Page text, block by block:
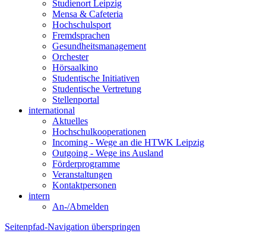
Studienort Leipzig
Mensa & Cafeteria
Hochschulsport
Fremdsprachen
Gesundheitsmanagement
Orchester
Hörsaalkino
Studentische Initiativen
Studentische Vertretung
Stellenportal
international
Aktuelles
Hochschulkooperationen
Incoming - Wege an die HTWK Leipzig
Outgoing - Wege ins Ausland
Förderprogramme
Veranstaltungen
Kontaktpersonen
intern
An-/Abmelden
Seitenpfad-Navigation überspringen